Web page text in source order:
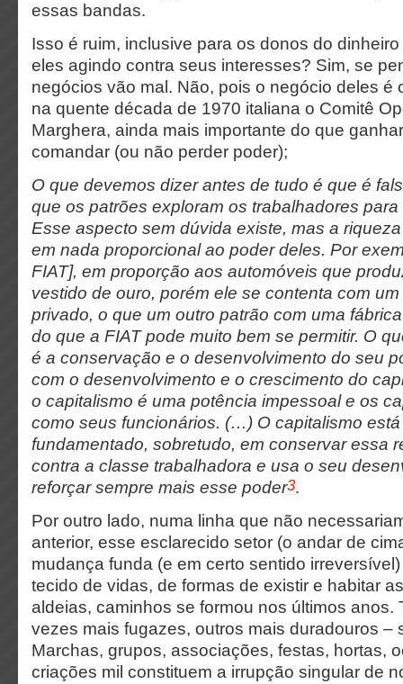
essas bandas.
Isso é ruim, inclusive para os donos do
eles agindo contra seus interesses? Sim, se
negócios vão mal. Não, pois o negócio deles é
na quente década de 1970 italiana o Comitê
Marghera, ainda mais importante do que
comandar (ou não perder poder);
O que devemos dizer antes de tudo é que é
que os patrões exploram os trabalhadores
Esse aspecto sem dúvida existe, mas a
em nada proporcional ao poder deles. Por
FIAT], em proporção aos automóveis que
vestido de ouro, porém ele se contenta com
privado, o que um outro patrão com uma
do que a FIAT pode muito bem se permitir. O
é a conservação e o desenvolvimento do seu
com o desenvolvimento e o crescimento do
o capitalismo é uma potência impessoal e os
como seus funcionários. (…) O capitalismo
fundamentado, sobretudo, em conservar essa
contra a classe trabalhadora e usa o seu
reforçar sempre mais esse poder3.
Por outro lado, numa linha que não
anterior, esse esclarecido setor (o andar de
mudança funda (e em certo sentido
tecido de vidas, de formas de existir e habitar
aldeias, caminhos se formou nos últimos anos.
vezes mais fugazes, outros mais duradouros –
Marchas, grupos, associações, festas, hortas,
criações mil constituem a irrupção singular de